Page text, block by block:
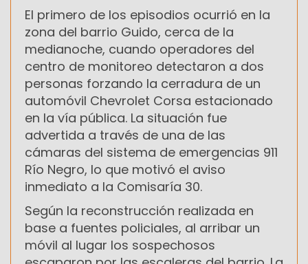
El primero de los episodios ocurrió en la
zona del barrio Guido, cerca de la
medianoche, cuando operadores del
centro de monitoreo detectaron a dos
personas forzando la cerradura de un
automóvil Chevrolet Corsa estacionado
en la vía pública. La situación fue
advertida a través de una de las
cámaras del sistema de emergencias 911
Río Negro, lo que motivó el aviso
inmediato a la Comisaría 30.
Según la reconstrucción realizada en
base a fuentes policiales, al arribar un
móvil al lugar los sospechosos